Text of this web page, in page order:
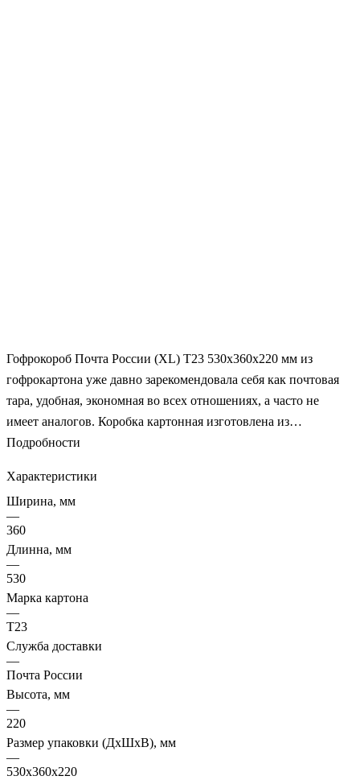
Гофрокороб Почта России (XL) Т23 530x360x220 мм из
гофрокартона уже давно зарекомендовала себя как почтовая
тара, удобная, экономная во всех отношениях, а часто не
имеет аналогов. Коробка картонная изготовлена из
гофрокартона Т-23 с соблюдением ГОСТа.
Подробности
Характеристики
Ширина, мм
—
360
Длинна, мм
—
530
Марка картона
—
Т23
Служба доставки
—
Почта России
Высота, мм
—
220
Размер упаковки (ДхШхВ), мм
—
530x360x220